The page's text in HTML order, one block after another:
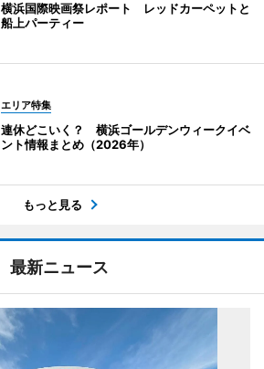
横浜国際映画祭レポート レッドカーペットと
船上パーティー
エリア特集
連休どこいく？ 横浜ゴールデンウィークイベ
ント情報まとめ（2026年）
もっと見る
最新ニュース